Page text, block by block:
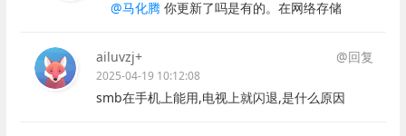
@马化腾 你更新了吗是有的。在网络存储
ailuvzj+ @回复
2025-04-19 10:12:08
smb在手机上能用,电视上就闪退,是什么原因